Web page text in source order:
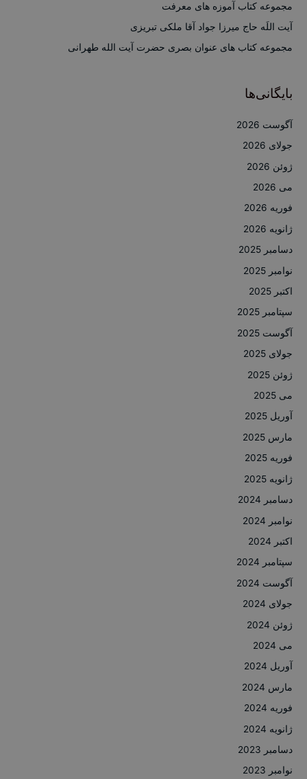
ی
مجموعه کتاب آموزه های معرفت
آیت اللَه حاج میرزا جواد آقا ملکی تبریزی
مجموعه کتاب های عنوان بصری حضرت آیت الله طهرانی
بایگانی‌ها
آگوست 2026
جولای 2026
ژوئن 2026
می 2026
فوریه 2026
ژانویه 2026
دسامبر 2025
نوامبر 2025
اکتبر 2025
سپتامبر 2025
آگوست 2025
جولای 2025
ژوئن 2025
می 2025
آوریل 2025
مارس 2025
فوریه 2025
ژانویه 2025
دسامبر 2024
نوامبر 2024
اکتبر 2024
سپتامبر 2024
آگوست 2024
جولای 2024
ژوئن 2024
می 2024
آوریل 2024
مارس 2024
فوریه 2024
ژانویه 2024
دسامبر 2023
نوامبر 2023